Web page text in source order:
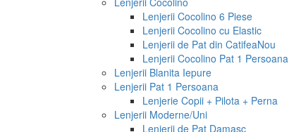
Lenjerii Cocolino 6 Piese
Lenjerii Cocolino cu Elastic
Lenjerii de Pat din CatifeaNou
Lenjerii Cocolino Pat 1 Persoana
Lenjerii Blanita Iepure
Lenjerii Pat 1 Persoana
Lenjerie Copii + Pilota + Perna
Lenjerii Moderne/Uni
Lenjerii de Pat Damasc